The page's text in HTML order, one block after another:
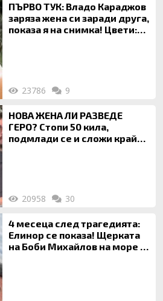
ПЪРВО ТУК: Владо Караджов
заряза жена си заради друга,
показа я на снимка! Цвети:
23786 9
НОВА ЖЕНА ЛИ РАЗВЕДЕ
ГЕРО? Стопи 50 кила,
подмлади се и сложи край
20958 30
4 месеца след трагедията:
Елинор се показа! Щерката
на Боби Михайлов на море с